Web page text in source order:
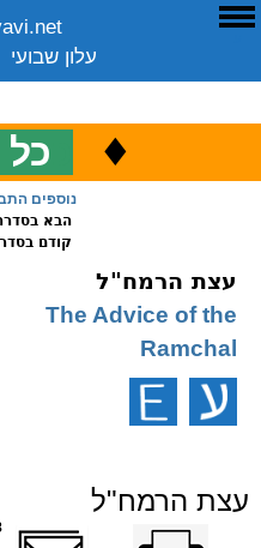
עלון שבועי
ארכיון
♦
נוספים
הבא
קודם
עצת הרמח"ל
The Advice of the
Ramchal
עצת הרמח"ל
שלח דף במייל